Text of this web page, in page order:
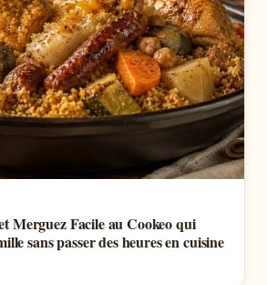
Merguez Facile au Cookeo qui
sans passer des heures en cuisine